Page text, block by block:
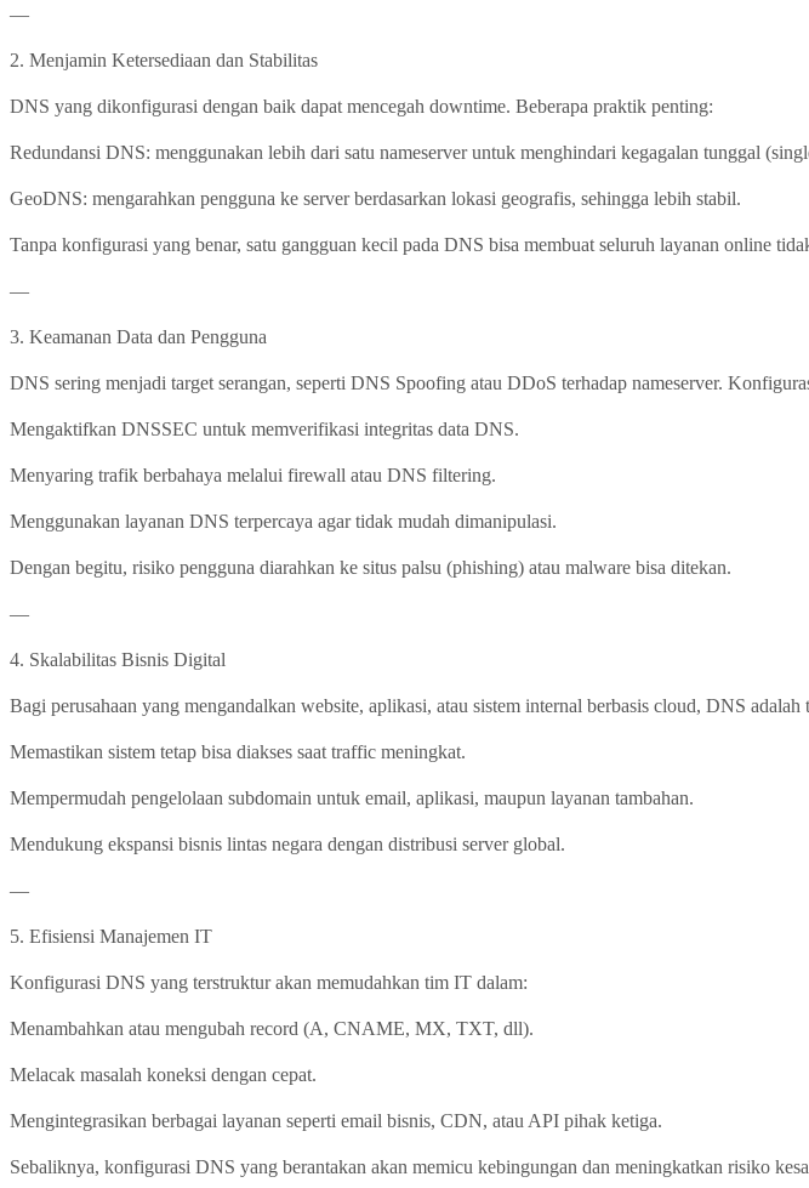
—
2. Menjamin Ketersediaan dan Stabilitas
DNS yang dikonfigurasi dengan baik dapat mencegah downtime. Beberapa praktik penting:
Redundansi DNS: menggunakan lebih dari satu nameserver untuk menghindari kegagalan tunggal
GeoDNS: mengarahkan pengguna ke server berdasarkan lokasi geografis, sehingga lebih stabil.
Tanpa konfigurasi yang benar, satu gangguan kecil pada DNS bisa membuat seluruh layanan online
—
3. Keamanan Data dan Pengguna
DNS sering menjadi target serangan, seperti DNS Spoofing atau DDoS terhadap nameserver.
Mengaktifkan DNSSEC untuk memverifikasi integritas data DNS.
Menyaring trafik berbahaya melalui firewall atau DNS filtering.
Menggunakan layanan DNS terpercaya agar tidak mudah dimanipulasi.
Dengan begitu, risiko pengguna diarahkan ke situs palsu (phishing) atau malware bisa ditekan.
—
4. Skalabilitas Bisnis Digital
Bagi perusahaan yang mengandalkan website, aplikasi, atau sistem internal berbasis cloud, DNS
Memastikan sistem tetap bisa diakses saat traffic meningkat.
Mempermudah pengelolaan subdomain untuk email, aplikasi, maupun layanan tambahan.
Mendukung ekspansi bisnis lintas negara dengan distribusi server global.
—
5. Efisiensi Manajemen IT
Konfigurasi DNS yang terstruktur akan memudahkan tim IT dalam:
Menambahkan atau mengubah record (A, CNAME, MX, TXT, dll).
Melacak masalah koneksi dengan cepat.
Mengintegrasikan berbagai layanan seperti email bisnis, CDN, atau API pihak ketiga.
Sebaliknya, konfigurasi DNS yang berantakan akan memicu kebingungan dan meningkatkan risiko